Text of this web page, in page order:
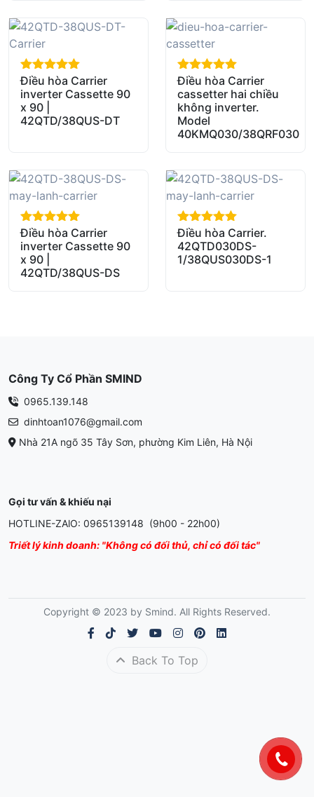
out of 5
Điều hòa Carrier
inverter Cassette 90
x 90 |
42QTD/38QUS-DT
out of 5
Điều hòa Carrier
cassetter hai chiều
không inverter.
Model
40KMQ030/38QRF030
out of 5
Điều hòa Carrier
inverter Cassette 90
x 90 |
42QTD/38QUS-DS
out of 5
Điều hòa Carrier.
42QTD030DS-
1/38QUS030DS-1
Công Ty Cổ Phần SMIND
0965.139.148
dinhtoan1076@gmail.com
Nhà 21A ngõ 35 Tây Sơn, phường Kim Liên, Hà Nội
Gọi tư vấn & khiếu nại
HOTLINE-ZAlO: 0965139148 (9h00 - 22h00)
Triết lý kinh doanh: "Không có đối thủ, chỉ có đối tác"
Copyright © 2023 by Smind. All Rights Reserved.
Back To Top